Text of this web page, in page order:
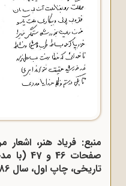
منبع: فریاد هنر، اشعار
صفحات 46
تاریخی، چاپ اول، سال 1386.